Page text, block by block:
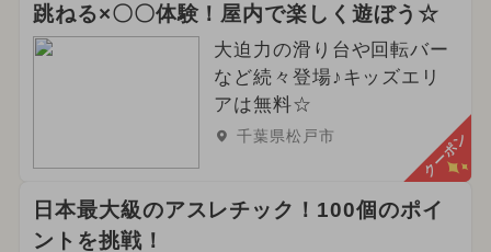
跳ねる×〇〇体験！屋内で楽しく遊ぼう☆
大迫力の滑り台や回転バー
など続々登場♪キッズエリ
アは無料☆
千葉県松戸市 クーポン
日本最大級のアスレチック！100個のポイ
ントを挑戦！